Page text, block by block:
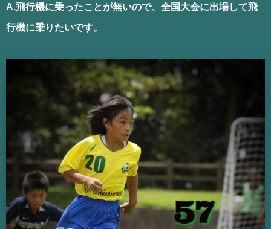
A,飛行機に乗ったことが無いので、全国大会に出場して飛
行機に乗りたいです。